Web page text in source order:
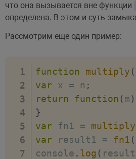
что она вызывается вне функции
определена. В этом и суть
Рассмотрим еще один пример:
function multiply (
var x = n ;
return
function (m)
}
var fn1 = multiply
var result1 = fn1 (
console . log (